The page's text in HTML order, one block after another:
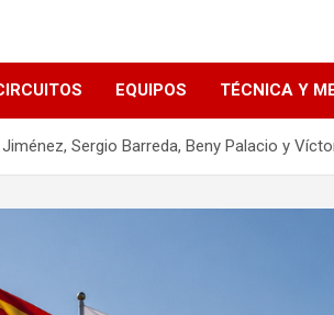
EQUIPOS TÉCNICA Y
Sergio Barreda, Beny Palacio y